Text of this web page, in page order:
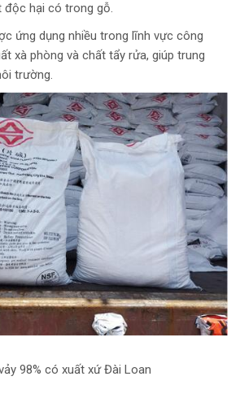
độc hại có trong gỗ.
ứng dụng nhiều trong lĩnh vực công
xà phòng và chất tẩy rửa, giúp trung
trường.
98% có xuất xứ Đài Loan